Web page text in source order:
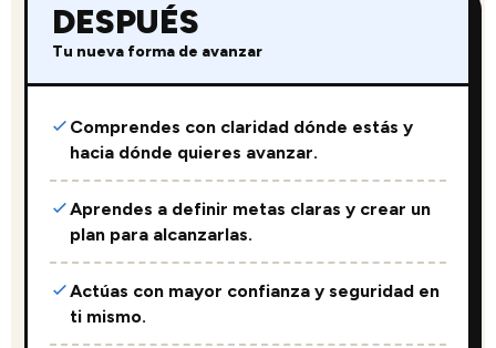
DESPUÉS
Tu nueva forma de avanzar
Comprendes con claridad dónde estás y
hacia dónde quieres avanzar.
Aprendes a definir metas claras y crear un
plan para alcanzarlas.
Actúas con mayor confianza y seguridad en
ti mismo.